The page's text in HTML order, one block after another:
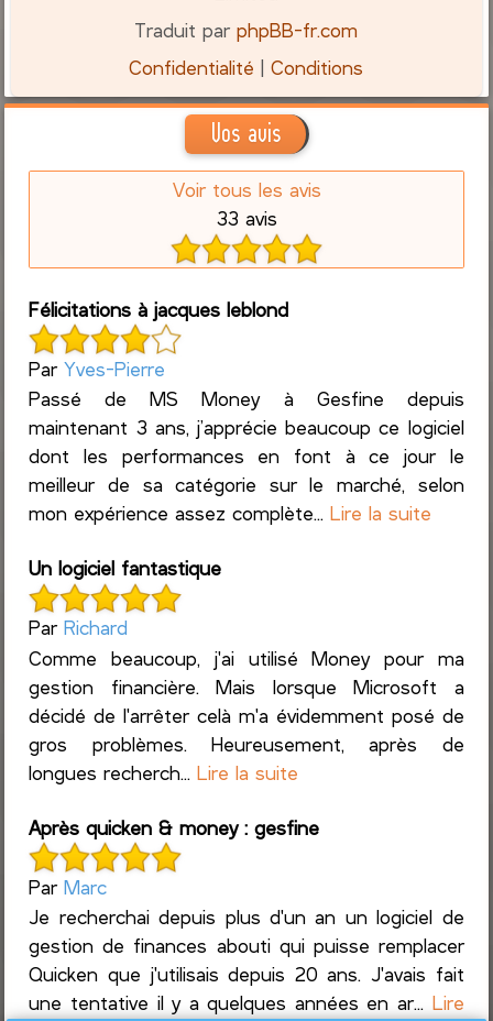
Traduit parphpBB-fr.com
Confidentialité |Conditions
Vos avis
Voir tous les avis
33 avis
Félicitations à jacques leblond
ParYves-Pierre
Passé de MS Money à Gesfine depuis
maintenant 3 ans, j’apprécie beaucoup ce logiciel
dont les performances en font à ce jour le
meilleur de sa catégorie sur le marché, selon
mon expérience assez complète...Lire la suite
Un logiciel fantastique
ParRichard
Comme beaucoup, j'ai utilisé Money pour ma
gestion financière. Mais lorsque Microsoft a
décidé de l'arrêter celà m'a évidemment posé de
gros problèmes. Heureusement, après de
longues recherch...Lire la suite
Après quicken & money : gesfine
ParMarc
Je recherchai depuis plus d'un an un logiciel de
gestion de finances abouti qui puisse remplacer
Quicken que j'utilisais depuis 20 ans. J'avais fait
une tentative il y a quelques années en ar... Lire